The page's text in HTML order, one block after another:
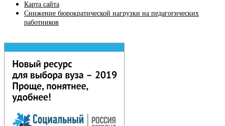
Карта сайта
Снижение бюрократической нагрузки на педагогических
работников